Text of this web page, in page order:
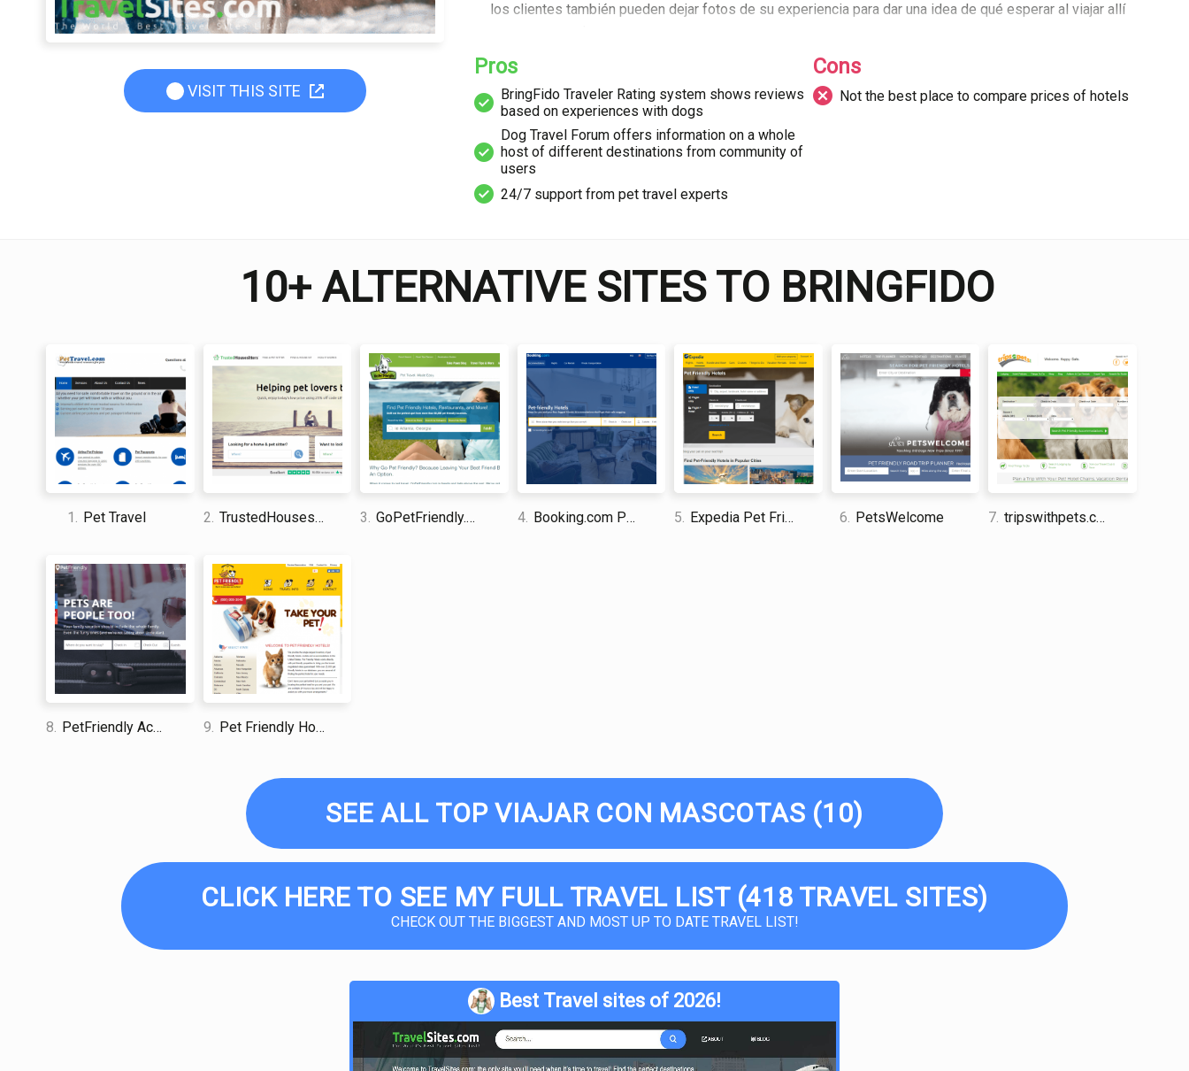
VISIT THIS SITE
los clientes también pueden dejar fotos de su experiencia para dar una idea de qué esperar al viajar allí
Otra gran característica que descubrí al usar BringFido es el Foro de Viajes para Perros. Aquí, los
usuarios pueden publicar temas y hacer preguntas sobre todo lo relacionado con los perros, ya sea
para decidir dónde alojarse o preguntar sobre actitudes en países específicos hacia viajar con
animales. Los temas se pueden buscar fácilmente por destino y proporcionan un recurso valioso para
obtener información de otros dueños de perros con deseos de viajar.
clic en un hotel y leer la descripción y las opiniones, se lo dirigirá a Booking.com para completar la
reserva, en lugar de ofrecer una comparación lado a lado de diferentes precios. Esto significa que no
siempre se garantiza el mejor precio disponible.
David Jones
I am a professional travel writer and travel enthusiast who traveled the world twice, so I
am sharing my firsthand knowledge about everything related to travel and spending
Pros
BringFido Traveler Rating system shows reviews
based on experiences with dogs
Dog Travel Forum offers information on a whole
host of different destinations from community of
users
24/7 support from pet travel experts
Cons
Not the best place to compare prices of hotels
10+ ALTERNATIVE SITES TO BRINGFIDO
1. Pet Travel 2. TrustedHousesitters.com 3. GoPetFriendly.com 4. Booking.com Pet Friendly Hotels 5. Expedia Pet Friendly Hotels 6. PetsWelcome 7. tripswithpets.com
8. PetFriendly Accommodations 9. Pet Friendly Hotels
SEE ALL TOP VIAJAR CON MASCOTAS (10)
CLICK HERE TO SEE MY FULL TRAVEL LIST (418 TRAVEL SITES)
CHECK OUT THE BIGGEST AND MOST UP TO DATE TRAVEL LIST!
Best Travel sites of 2026!